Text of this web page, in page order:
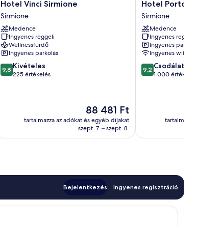
Hotel
Vinci
Sirmione
Sirmione
Hotel Vinci Sirmione
Sirmione
Medence
Ingyenes reggeli
Wellnessfürdő
Ingyenes parkolás
9.8
ennyiből:
9,8 Kivételes
225 értékelés
Az
ár
88 481 Ft
88 481 Ft
tartalmazza az adókat és egyéb díjakat
szept. 7. – szept. 8.
Hotel
Porto
Azzurro
Sirmione
Hotel Porto Azzurro
Sirmione
Medence
Ingyenes reggeli
Ingyenes parkolás
Ingyenes wifi
9.2
ennyiből:
9,2 Csodálatos
1 000 értékelés
tartalmazza az
Bejelentkezés Ingyenes regisztráció